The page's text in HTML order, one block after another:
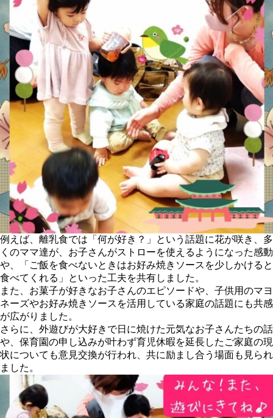
例えば、離乳食では「何が好き？」という話題に花が咲き、多
くのママ達が、お子さんがストローを使えるようになった感動
や、「ご飯を食べないときはお好み焼きソースを少しかけると
食べてくれる」といった工夫を共有しました。
また、お菓子が好きなお子さんのエピソードや、子供用のマヨ
ネーズやお好み焼きソースを活用している家庭の話題にも共感
が広がりました。
さらに、外遊びが大好きで日に焼けた元気なお子さんたちの話
や、保育園の申し込みが叶わず育児休暇を延長したご家庭の現
状についても意見交換が行われ、共に励まし合う場面も見られ
ました。